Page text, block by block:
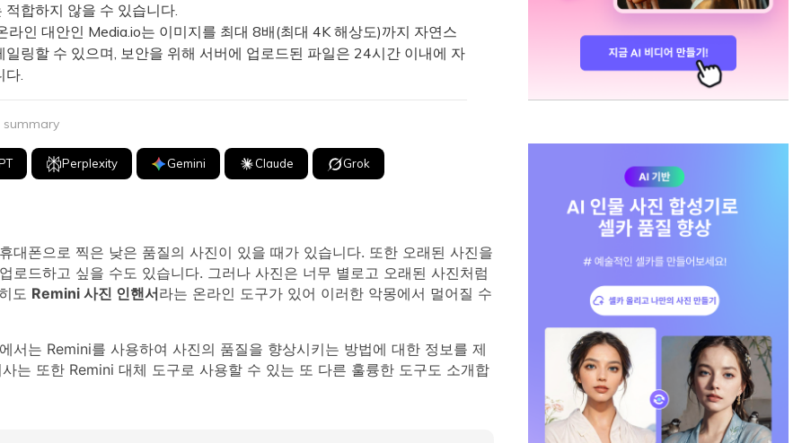
적합하지 않을 수 있습니다.
인 대안인 Media.io는 이미지를 최대 8배(최대 4K 해상도)까지 자연스
일링할 수 있으며, 보안을 위해 서버에 업로드된 파일은 24시간 이내에 자
다.
summary
Perplexity Gemini Claude Grok
대폰으로 찍은 낮은 품질의 사진이 있을 때가 있습니다. 또한 오래된 사진을
로드하고 싶을 수도 있습니다. 그러나 사진은 너무 별로고 오래된 사진처럼
도 Remini 사진 인핸서라는 온라인 도구가 있어 이러한 악몽에서 멀어질 수
서는 Remini를 사용하여 사진의 품질을 향상시키는 방법에 대한 정보를 제
는 또한 Remini 대체 도구로 사용할 수 있는 또 다른 훌륭한 도구도 소개합